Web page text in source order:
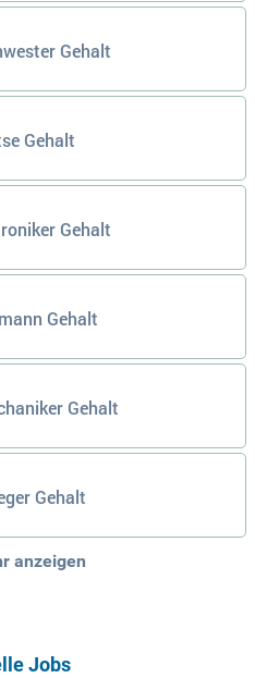
Gehalt
Gehalt
Gehalt
Gehalt
Gehalt
Gehalt
anzeigen
Jobs